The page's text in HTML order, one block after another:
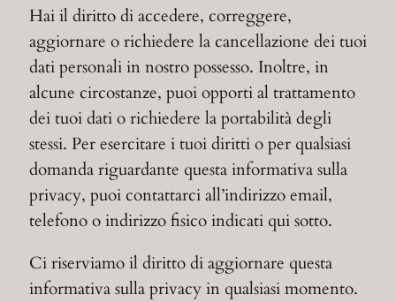
Hai il diritto di accedere, correggere,
aggiornare o richiedere la cancellazione dei tuoi
dati personali in nostro possesso. Inoltre, in
alcune circostanze, puoi opporti al trattamento
dei tuoi dati o richiedere la portabilità degli
stessi. Per esercitare i tuoi diritti o per qualsiasi
domanda riguardante questa informativa sulla
privacy, puoi contattarci all’indirizzo email,
telefono o indirizzo fisico indicati qui sotto.
Ci riserviamo il diritto di aggiornare questa
informativa sulla privacy in qualsiasi momento.